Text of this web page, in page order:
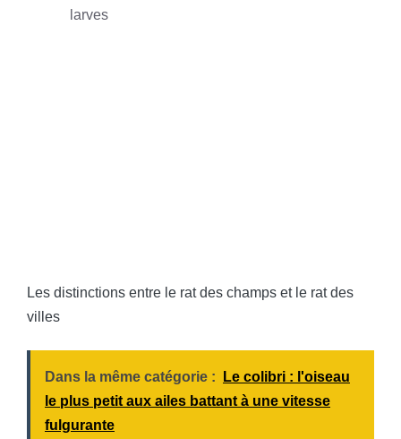
larves
Les distinctions entre le rat des champs et le rat des
villes
Dans la même catégorie :
Le colibri : l'oiseau
le plus petit aux ailes battant à une vitesse
fulgurante